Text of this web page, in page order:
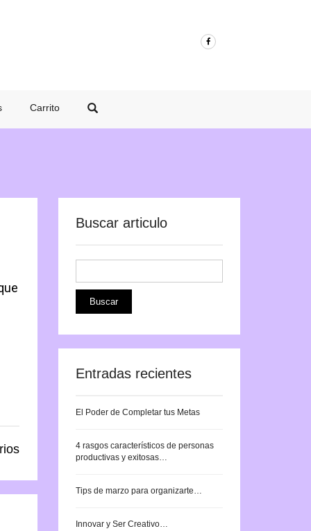
Carrito
Buscar articulo
Entradas recientes
El Poder de Completar tus Metas
4 rasgos característicos de personas
productivas y exitosas…
Tips de marzo para organizarte…
Innovar y Ser Creativo…